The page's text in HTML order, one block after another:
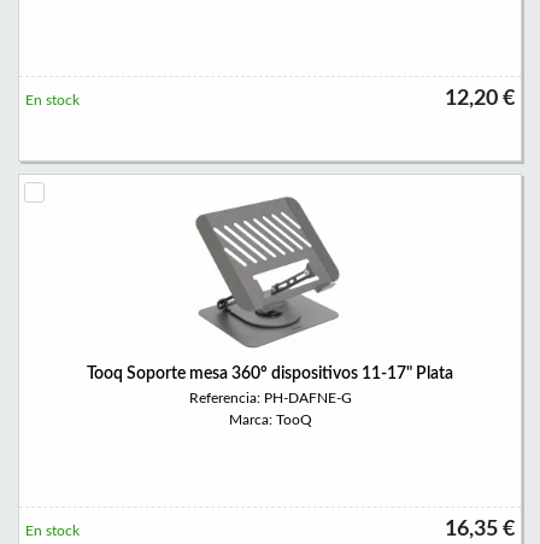
12,20 €
En stock
Tooq Soporte mesa 360º dispositivos 11-17" Plata
Referencia: PH-DAFNE-G
Marca: TooQ
16,35 €
En stock